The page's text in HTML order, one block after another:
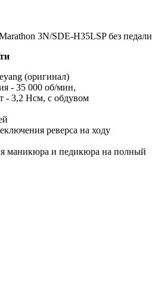
3N/SDE-H35LSP без педали
(оригинал)
- 35 000 об/мин,
- 3,2 Нсм, с обдувом
реверса на ходу
маникюра и педикюра на полный